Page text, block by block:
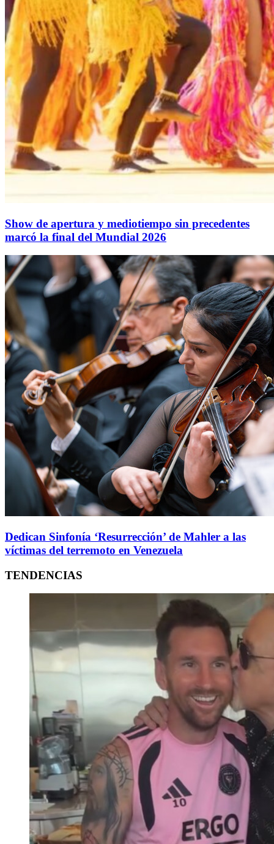
Show de apertura y mediotiempo sin precedentes
marcó la final del Mundial 2026
Dedican Sinfonía ‘Resurrección’ de Mahler a las
víctimas del terremoto en Venezuela
TENDENCIAS